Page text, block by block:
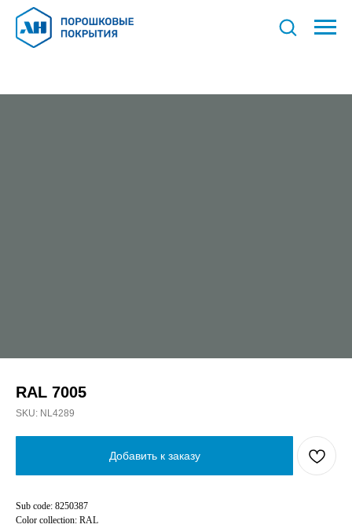
RAL 7005
SKU: NL4289
Добавить к заказу
Sub code: 8250387
Color collection: RAL